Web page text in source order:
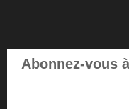
Abonnez-vous